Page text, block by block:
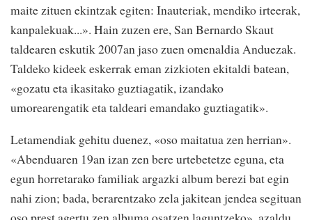
maite zituen ekintzak egiten: Inauteriak, mendiko irteerak,
kanpalekuak...». Hain zuzen ere, San Bernardo Skaut
taldearen eskutik 2007an jaso zuen omenaldia Anduezak.
Taldeko kideek eskerrak eman zizkioten ekitaldi batean,
«gozatu eta ikasitako guztiagatik, izandako
umorearengatik eta taldeari emandako guztiagatik».
Letamendiak gehitu duenez, «oso maitatua zen herrian».
«Abenduaren 19an izan zen bere urtebetetze eguna, eta
egun horretarako familiak argazki album berezi bat egin
nahi zion; bada, berarentzako zela jakitean jendea segituan